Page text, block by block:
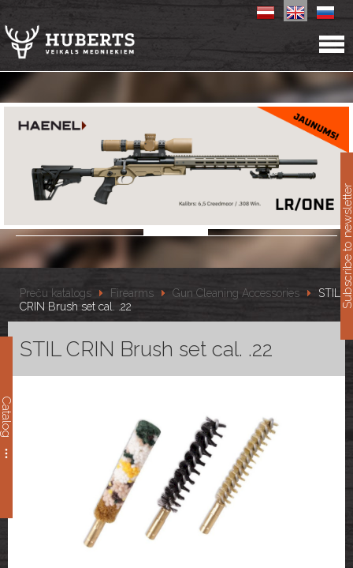
Catalog
Preču katalogs Firearms Gun Cleaning Accessories
STIL
CRIN Brush set cal. .22
STIL CRIN Brush set cal. .22
Subscribe